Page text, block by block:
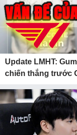
Update LMHT:
chiến thắng trước